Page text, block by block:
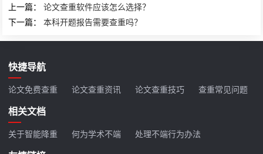
上一篇：论文查重软件应该怎么选择？
下一篇：本科开题报告需要查重吗？
快捷导航
论文免费查重 论文查重资讯 论文查重技巧 查重常见问题
相关文档
关于智能降重 何为学术不端 处理不端行为办法